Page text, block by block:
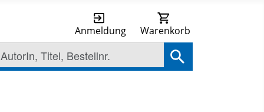
Anmeldung Warenkorb